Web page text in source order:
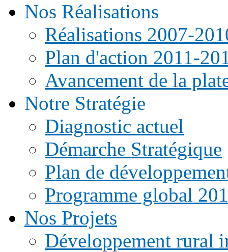
Nos Réalisations
Réalisations 2007-
Plan d'action 2011-
Avancement de la
Notre Stratégie
Diagnostic actuel
Démarche Stratégique
Plan de
Programme global
Nos Projets
Développement rural